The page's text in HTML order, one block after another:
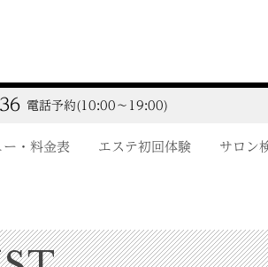
電話予約(10:00～19:00)
ー・料金表 エステ初回体験 サロン